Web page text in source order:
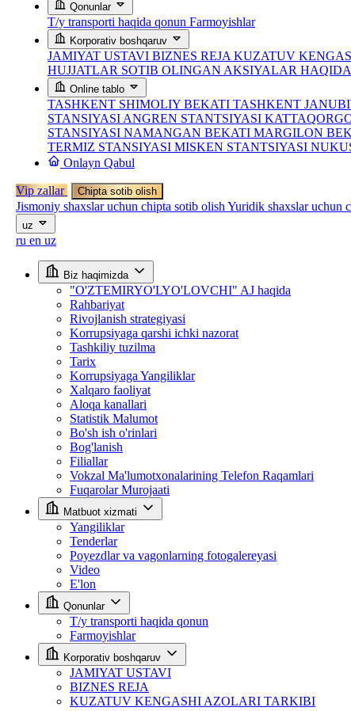
Qonunlar
T/y transporti haqida qonun Farmoyishlar
Korporativ boshqaruv
JAMIYAT USTAVI BIZNES REJA KUZATUV
HUJJATLAR SOTIB OLINGAN AKSIYALAR
Online tablo
TASHKENT SHIMOLIY BEKATI TASHKENT
STANSIYASI ANGREN STANTSIYASI
STANSIYASI NAMANGAN BEKATI MARGILON
TERMIZ STANSIYASI MISKEN STANTSIYASI
Onlayn Qabul
Vip zallar Chipta sotib olish
Jismoniy shaxslar uchun chipta sotib olish Yuridik shaxslar uchun
uz
ru en uz
Biz haqimizda
"O'ZTEMIRYO'LYO'LOVCHI" AJ haqida
Rahbariyat
Rivojlanish strategiyasi
Korrupsiyaga qarshi ichki nazorat
Tashkiliy tuzilma
Tarix
Korrupsiyaga Yangiliklar
Xalqaro faoliyat
Aloqa kanallari
Statistik Malumot
Bo'sh ish o'rinlari
Bog'lanish
Filiallar
Vokzal Ma'lumotxonalarining Telefon Raqamlari
Fuqarolar Murojaati
Matbuot xizmati
Yangiliklar
Tenderlar
Poyezdlar va vagonlarning fotogalereyasi
Video
E'lon
Qonunlar
T/y transporti haqida qonun
Farmoyishlar
Korporativ boshqaruv
JAMIYAT USTAVI
BIZNES REJA
KUZATUV KENGASHI AZOLARI TARKIBI